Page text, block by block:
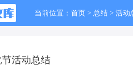
当前位置： 首页 > 总结 > 活动
活动总结